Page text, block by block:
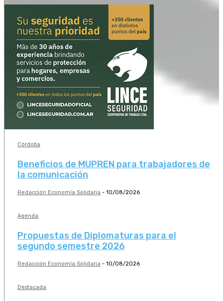
Córdoba
Beneficios de MUPREN para trabajadores de
la comunicación
Redacción Economía Solidaria - 10/08/2026
Agenda
Propuestas de Diplomaturas para el
segundo semestre 2026
Redacción Economía Solidaria - 10/08/2026
Destacada